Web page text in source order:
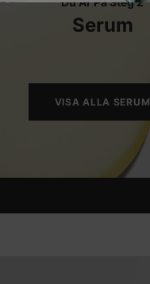
Serum
VISA ALLA SERUM